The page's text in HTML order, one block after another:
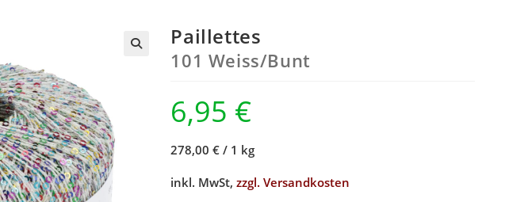
Paillettes
101 Weiss/Bunt
6,95 €
278,00 € / 1 kg
inkl. MwSt,zzgl. Versandkosten